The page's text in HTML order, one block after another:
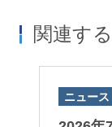
関連す
ニュース